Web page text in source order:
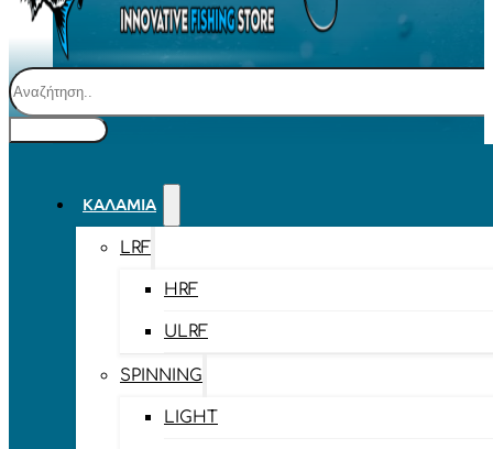
Αναζήτηση
ΚΑΛΆΜΙΑ
LRF
HRF
ULRF
SPINNING
LIGHT